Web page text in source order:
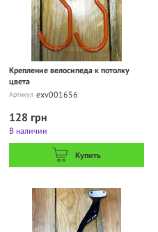
Крепление велосипеда к потолку
цвета
Артикул exv001656
128 грн
В наличии
Купить